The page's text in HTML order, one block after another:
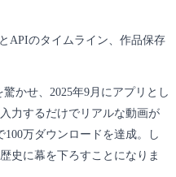
APIのタイムライン、作品保存
かせ、2025年9月にアプリとし
力するだけでリアルな動画が
万ダウンロードを達成。し
史に幕を下ろすことになりま